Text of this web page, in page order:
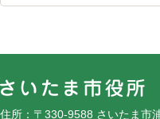
住所：〒330-9588 さいたま市